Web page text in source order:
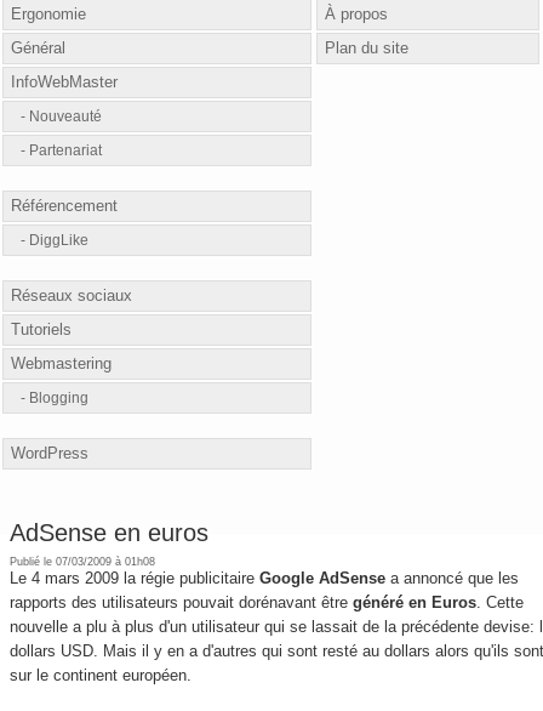
Ergonomie
Général
InfoWebMaster
Nouveauté
Partenariat
Référencement
DiggLike
Réseaux sociaux
Tutoriels
Webmastering
Blogging
WordPress
À propos
Plan du site
AdSense en euros
Publié le 07/03/2009 à 01h08
Le 4 mars 2009 la régie publicitaireGoogle AdSense a annoncé que les
rapports des utilisateurs pouvait dorénavant êtregénéré en Euros. Cette
nouvelle a plu à plus d'un utilisateur qui se lassait de la précédente devise:
dollars USD. Mais il y en a d'autres qui sont resté au dollars alors qu'ils
sur le continent européen.